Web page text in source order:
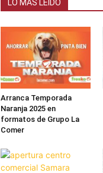
LO MÁS LEIDO
Arranca Temporada
Naranja 2025 en
formatos de Grupo La
Comer